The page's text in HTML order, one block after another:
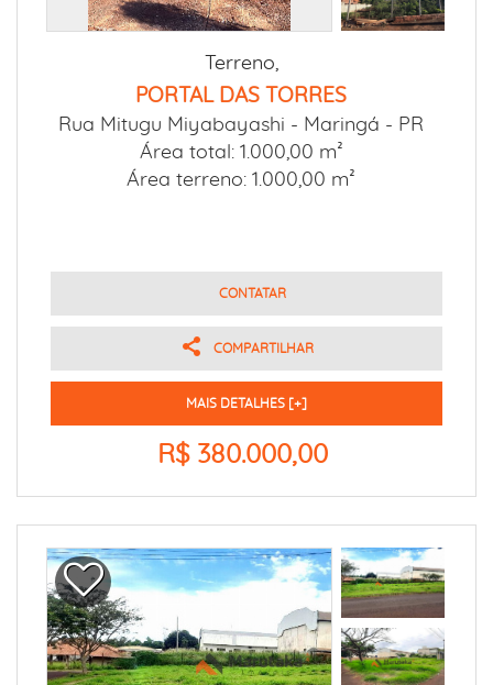
Terreno,
PORTAL DAS TORRES
Rua Mitugu Miyabayashi - Maringá - PR
Área total: 1.000,00 m²
Área terreno: 1.000,00 m²
CONTATAR
COMPARTILHAR
MAIS DETALHES [+]
R$ 380.000,00